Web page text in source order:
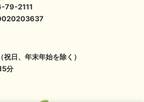
79-2111
祝日、年末年始を除く）
分